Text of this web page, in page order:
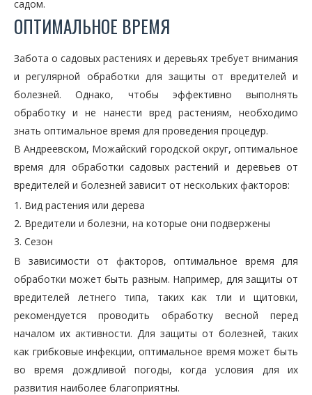
садом.
ОПТИМАЛЬНОЕ ВРЕМЯ
Забота о садовых растениях и деревьях требует внимания
и регулярной обработки для защиты от вредителей и
болезней. Однако, чтобы эффективно выполнять
обработку и не нанести вред растениям, необходимо
знать оптимальное время для проведения процедур.
В Андреевском, Можайский городской округ, оптимальное
время для обработки садовых растений и деревьев от
вредителей и болезней зависит от нескольких факторов:
Вид растения или дерева
Вредители и болезни, на которые они подвержены
Сезон
В зависимости от факторов, оптимальное время для
обработки может быть разным. Например, для защиты от
вредителей летнего типа, таких как тли и щитовки,
рекомендуется проводить обработку весной перед
началом их активности. Для защиты от болезней, таких
как грибковые инфекции, оптимальное время может быть
во время дождливой погоды, когда условия для их
развития наиболее благоприятны.